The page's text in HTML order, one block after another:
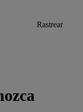
Rastrear